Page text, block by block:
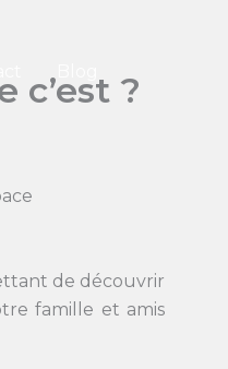
c’est ?
de découvrir
famille et amis